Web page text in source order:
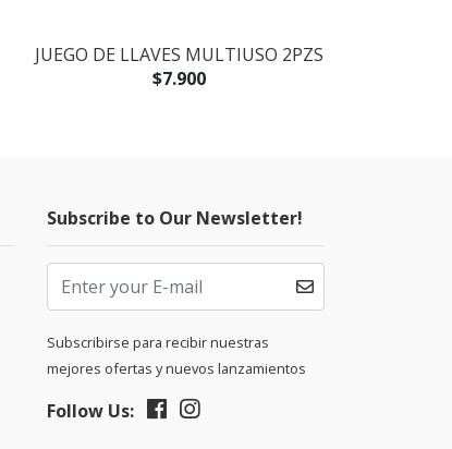
JUEGO DE LLAVES MULTIUSO 2PZS
$7.900
Subscribe to Our Newsletter!
Subscribirse para recibir nuestras
mejores ofertas y nuevos lanzamientos
Follow Us: